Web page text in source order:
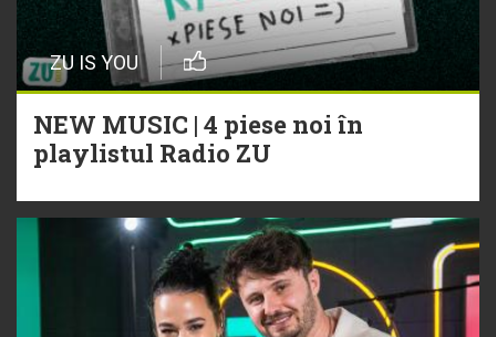
ZU IS YOU
NEW MUSIC | 4 piese noi în
playlistul Radio ZU